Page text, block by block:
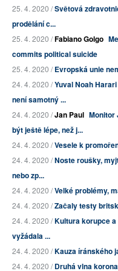
25. 4. 2020 /Světová
prodělání c...
25. 4. 2020 /Fabiano Golgo
commits political suicide
25. 4. 2020 /Evropská unie
24. 4. 2020 /Yuval Noah
není samotný ...
24. 4. 2020 /Jan Paul Monitor
být ještě lépe, než j...
24. 4. 2020 /Vesele k
24. 4. 2020 /Noste roušky,
nebo zp...
24. 4. 2020 /Velké problémy,
24. 4. 2020 /Začaly testy
24. 4. 2020 /Kultura korupce
vyžádala ...
24. 4. 2020 /Kauza íránského
24. 4. 2020 /Druhá vlna